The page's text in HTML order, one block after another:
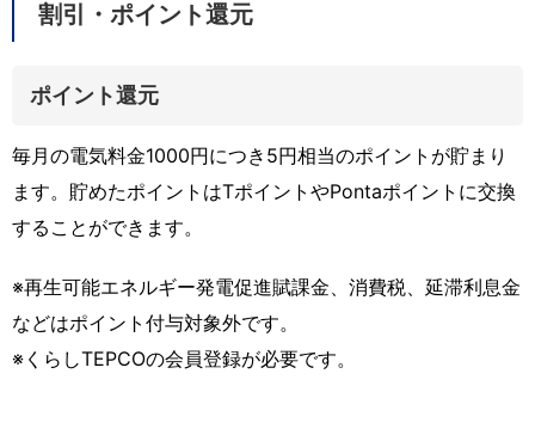
割引・ポイント還元
ポイント還元
毎月の電気料金1000円につき5円相当のポイントが貯まり
ます。貯めたポイントはTポイントやPontaポイントに交換
することができます。
※再生可能エネルギー発電促進賦課金、消費税、延滞利息金
などはポイント付与対象外です。
※くらしTEPCOの会員登録が必要です。